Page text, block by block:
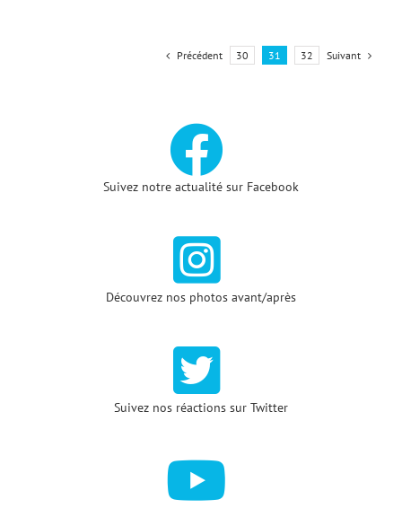
Précédent 30 31 32 Suivant
Suivez notre actualité sur Facebook
Découvrez nos photos avant/après
Suivez nos réactions sur Twitter